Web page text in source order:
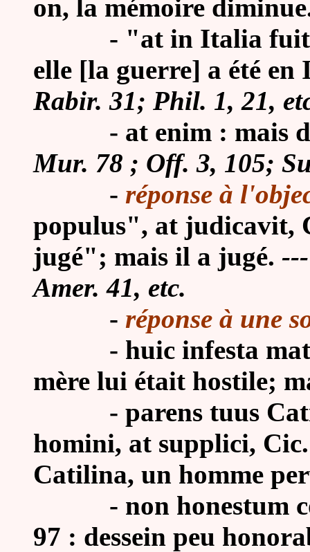
on, la mémoire
- "at in Italia
elle [la guerre] a été
Rabir. 31; Phil. 1, 21,
- at enim : mais
Mur. 78 ; Off. 3, 105;
- réponse à
populus", at judicavit,
jugé"; mais il a jugé.
Amer. 41, etc.
- réponse à une
- huic infesta
mère lui était hostile;
- parens tuus
homini, at supplici,
Catilina, un homme
- non honestum
97 : dessein peu